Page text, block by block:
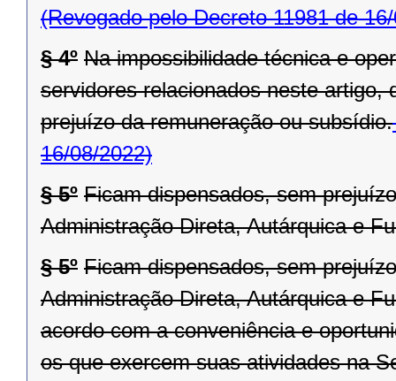
(Revogado pelo Decreto 11981 de
§ 4º Na impossibilidade técnica e
servidores relacionados neste artigo,
prejuízo da remuneração ou subsídio.
16/08/2022)
§ 5º Ficam dispensados, sem
Administração Direta, Autárquica e
§ 5º Ficam dispensados, sem
Administração Direta, Autárquica e
acordo com a conveniência e
os que exercem suas atividades na